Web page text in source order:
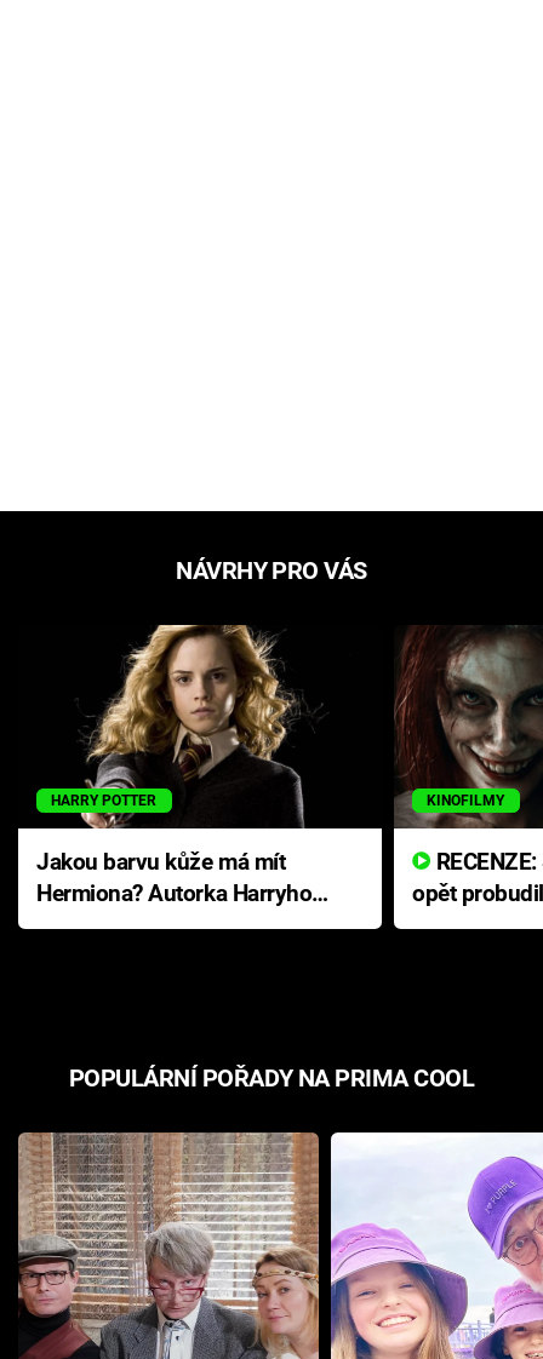
NÁVRHY PRO VÁS
HARRY POTTER
Jakou barvu kůže má mít
Hermiona? Autorka Harryho
Pottera přišla s ráznou
KINOFILMY
opět
přichází s
POPULÁRNÍ POŘADY NA PRIMA COOL